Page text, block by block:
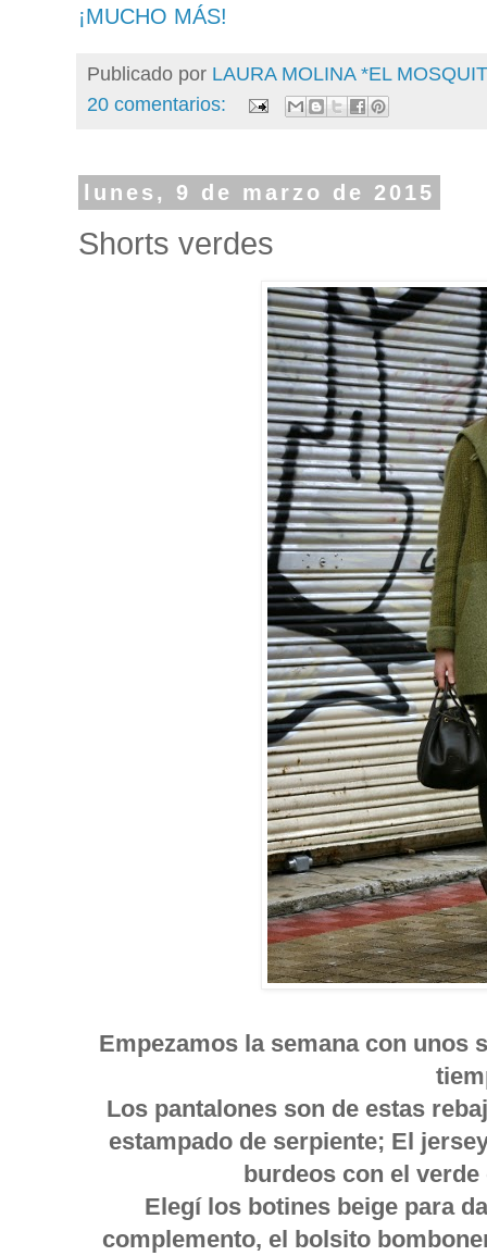
¡MUCHO MÁS!
Publicado por LAURA MOLINA *EL
20 comentarios:
lunes, 9 de marzo de 2015
Shorts verdes
Empezamos la semana con unos
Los pantalones son de estas
estampado de serpiente; El
burdeos con el
Elegí los botines beige para
complemento, el bolsito